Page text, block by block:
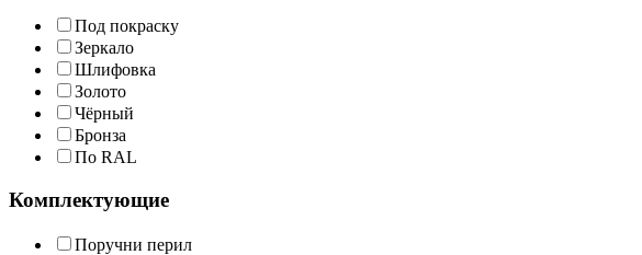
Под покраску
Зеркало
Шлифовка
Золото
Чёрный
Бронза
По RAL
Комплектующие
Поручни перил